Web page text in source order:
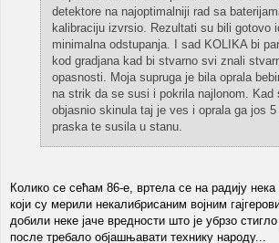
detektore na najoptimalniji rad sa
kalibraciju izvrsio. Rezultati su bili gotovo
minimalna odstupanja. I sad KOLIKA bi
kod gradjana kad bi stvarno svi znali
opasnosti. Moja supruga je bila oprala
na strik da se susi i pokrila najlonom. Kad
objasnio skinula taj je ves i oprala ga jos
praska te susila u stanu.
Колико се сећам 86-е, вртела се на радију
који су мерили некалибрисаним војним
добили неке јаче вредности што је убрзо
после требало објашњавати технику народу...